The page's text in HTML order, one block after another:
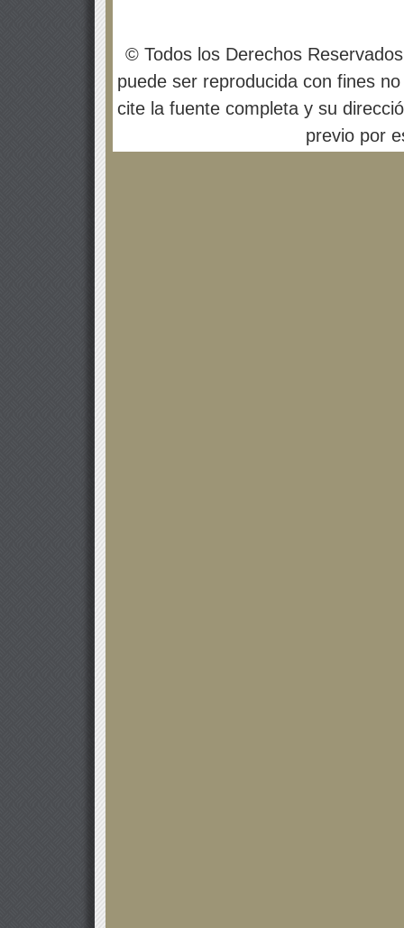
© Todos los Derechos
puede ser reproducida con fines
cite la fuente completa y su
previo por